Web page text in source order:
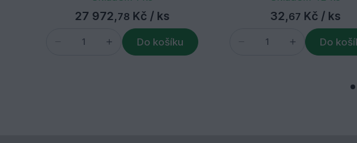
27 972,78 Kč / ks
Do košíku
32,67 Kč / ks
Do